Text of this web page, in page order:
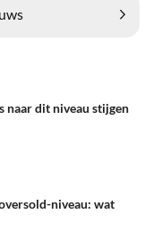
naar dit niveau stijgen
niveau: wat